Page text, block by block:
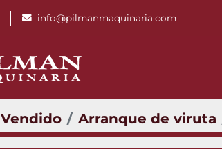
info@pilmanmaquinaria.com
Vendido Arranque de viruta